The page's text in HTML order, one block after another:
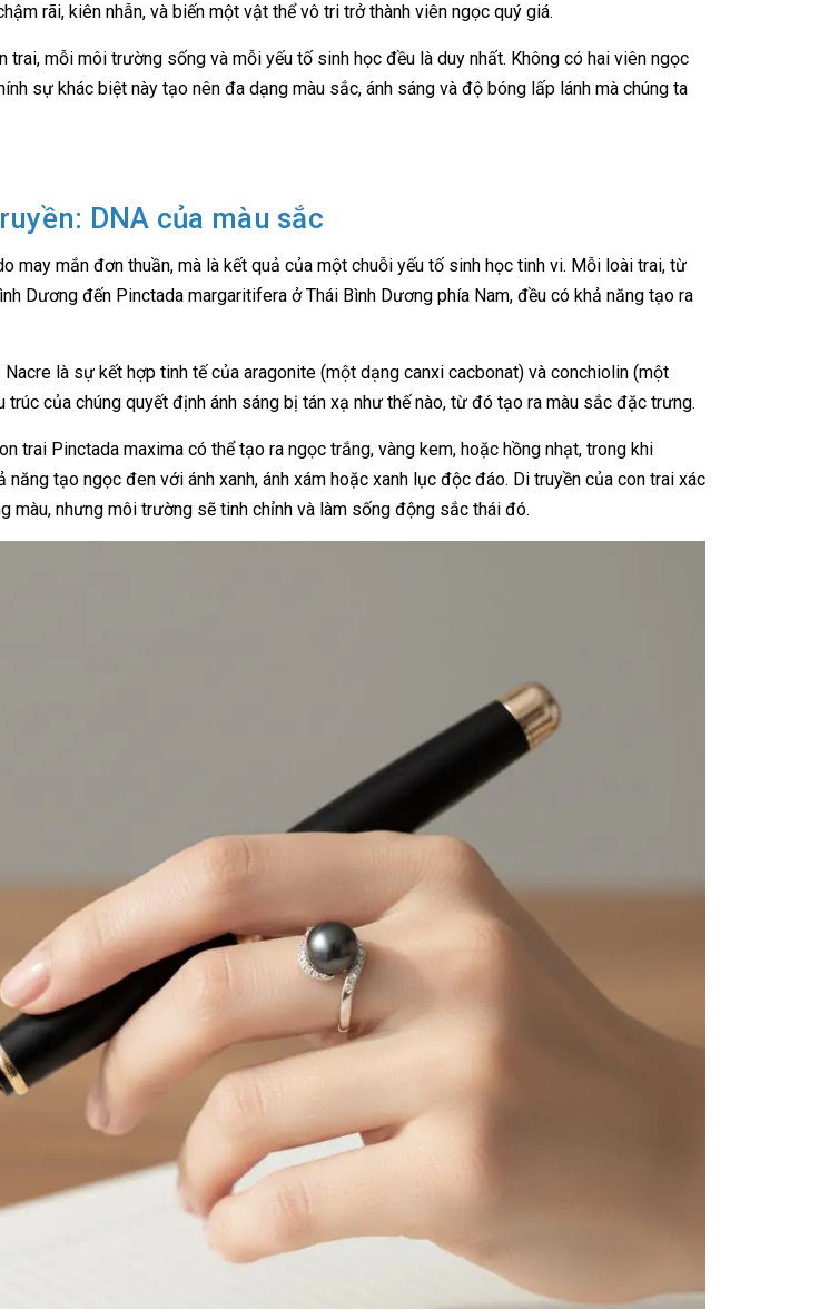
rãi, kiên nhẫn, và biến một vật thể vô tri trở thành viên ngọc quý giá.
trai, mỗi môi trường sống và mỗi yếu tố sinh học đều là duy nhất. Không có hai viên ngọc
sự khác biệt này tạo nên đa dạng màu sắc, ánh sáng và độ bóng lấp lánh mà chúng ta
DNA của màu sắc
may mắn đơn thuần, mà là kết quả của một chuỗi yếu tố sinh học tinh vi. Mỗi loài trai, từ
Dương đến Pinctada margaritifera ở Thái Bình Dương phía Nam, đều có khả năng tạo ra
Nacre là sự kết hợp tinh tế của aragonite (một dạng canxi cacbonat) và conchiolin (một
trúc của chúng quyết định ánh sáng bị tán xạ như thế nào, từ đó tạo ra màu sắc đặc trưng.
trai Pinctada maxima có thể tạo ra ngọc trắng, vàng kem, hoặc hồng nhạt, trong khi
tạo ngọc đen với ánh xanh, ánh xám hoặc xanh lục độc đáo. Di truyền của con trai xác
màu, nhưng môi trường sẽ tinh chỉnh và làm sống động sắc thái đó.